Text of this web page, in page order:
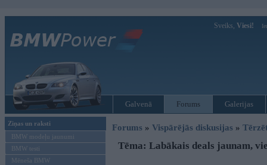
Sveiks, Viesi!
Galvenā Forums Galerijas
Ziņas un raksti
BMW modeļu jaunumi
BMW testi
Mēneša BMW
Forums » Vispārējās diskusijas »
Tēma: Labākais deals jaunam,